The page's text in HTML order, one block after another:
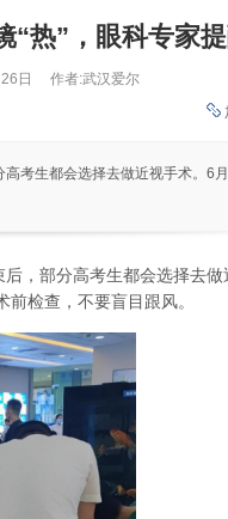
“热”，眼科专家
日
作者:武汉爱尔
考生都会选择去做近视手术。6
，部分高考生都会选择去做
检查，不要盲目跟风。